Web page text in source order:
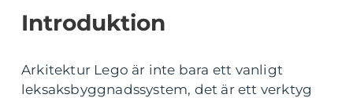
Introduktion
Arkitektur Lego är inte bara ett vanligt
leksaksbyggnadssystem, det är ett verktyg